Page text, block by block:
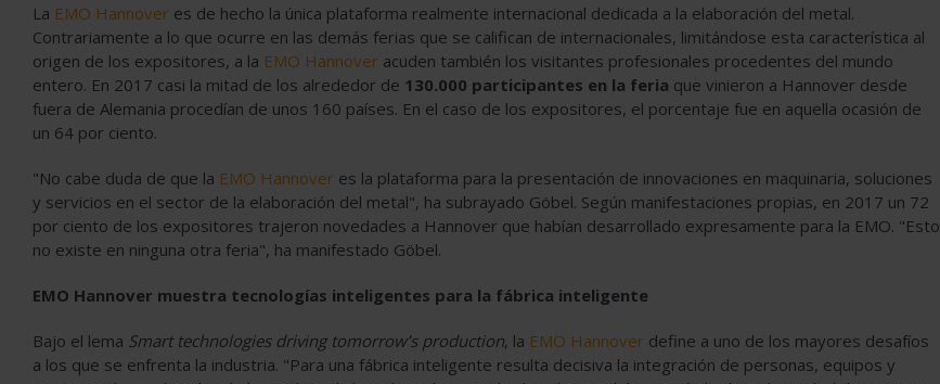
La EMO Hannover es de hecho la única plataforma realmente internacional dedicada a la elaboración del metal.
Contrariamente a lo que ocurre en las demás ferias que se califican de internacionales, limitándose esta característica al
origen de los expositores, a la EMO Hannover acuden también los visitantes profesionales procedentes del mundo
entero. En 2017 casi la mitad de los alrededor de 130.000 participantes en la feria que vinieron a Hannover desde
fuera de Alemania procedían de unos 160 países. En el caso de los expositores, el porcentaje fue en aquella ocasión de
un 64 por ciento.
"No cabe duda de que la EMO Hannover es la plataforma para la presentación de innovaciones en maquinaria, soluciones
y servicios en el sector de la elaboración del metal", ha subrayado Göbel. Según manifestaciones propias, en 2017 un 72
por ciento de los expositores trajeron novedades a Hannover que habían desarrollado expresamente para la EMO. "Esto
no existe en ninguna otra feria", ha manifestado Göbel.
EMO Hannover muestra tecnologías inteligentes para la fábrica inteligente
Bajo el lema Smart technologies driving tomorrow’s production, la EMO Hannover define a uno de los mayores desafíos
a los que se enfrenta la industria. "Para una fábrica inteligente resulta decisiva la integración de personas, equipos y